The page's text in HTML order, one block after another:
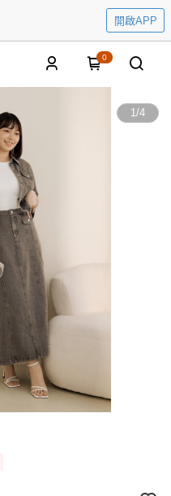
開啟APP
0
1/4